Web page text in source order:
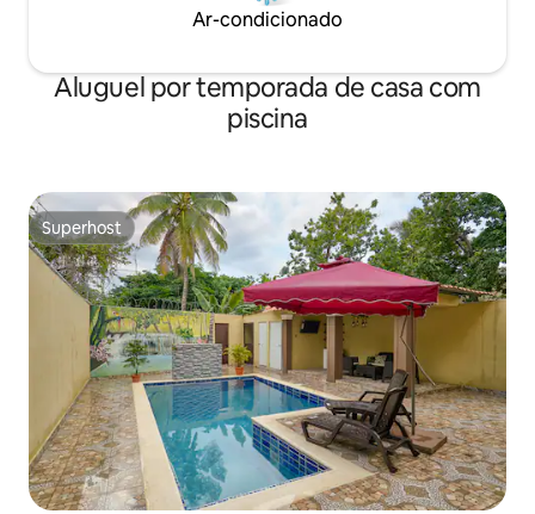
Ar-condicionado
Aluguel por temporada de casa com
piscina
Superhost
Superhost